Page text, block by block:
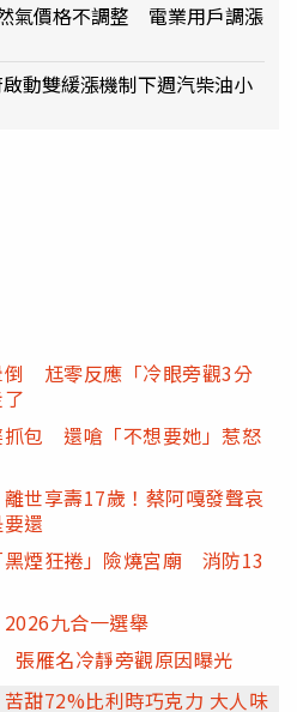
氣價格不調整 電業用戶調漲
動雙緩漲機制下週汽柴油小
倒 尪零反應「冷眼旁觀3分
抓包 還嗆「不想要她」惹怒
世享壽17歲！蔡阿嘎發聲哀
還
黑煙狂捲」險燒宮廟 消防13
九合一選舉
雁名冷靜旁觀原因曝光
甜72%比利時巧克力 大人味